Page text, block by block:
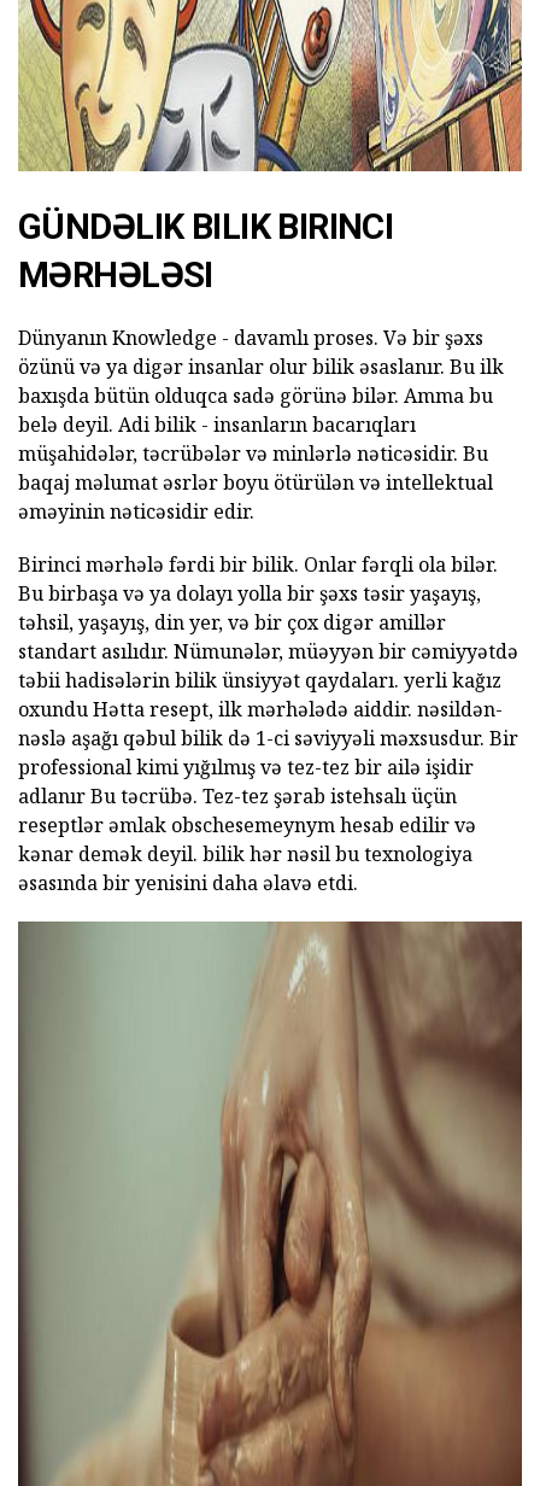
GÜNDƏLIK BILIK BIRINCI
MƏRHƏLƏSI
Dünyanın Knowledge - davamlı proses. Və bir şəxs
özünü və ya digər insanlar olur bilik əsaslanır. Bu ilk
baxışda bütün olduqca sadə görünə bilər. Amma bu
belə deyil. Adi bilik - insanların bacarıqları
müşahidələr, təcrübələr və minlərlə nəticəsidir. Bu
baqaj məlumat əsrlər boyu ötürülən və intellektual
əməyinin nəticəsidir edir.
Birinci mərhələ fərdi bir bilik. Onlar fərqli ola bilər.
Bu birbaşa və ya dolayı yolla bir şəxs təsir yaşayış,
təhsil, yaşayış, din yer, və bir çox digər amillər
standart asılıdır. Nümunələr, müəyyən bir cəmiyyətdə
təbii hadisələrin bilik ünsiyyət qaydaları. yerli kağız
oxundu Hətta resept, ilk mərhələdə aiddir. nəsildən-
nəslə aşağı qəbul bilik də 1-ci səviyyəli məxsusdur. Bir
professional kimi yığılmış və tez-tez bir ailə işidir
adlanır Bu təcrübə. Tez-tez şərab istehsalı üçün
reseptlər əmlak obschesemeynym hesab edilir və
kənar demək deyil. bilik hər nəsil bu texnologiya
əsasında bir yenisini daha əlavə etdi.